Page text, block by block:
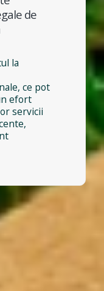
de
la
ce pot
efort
servicii